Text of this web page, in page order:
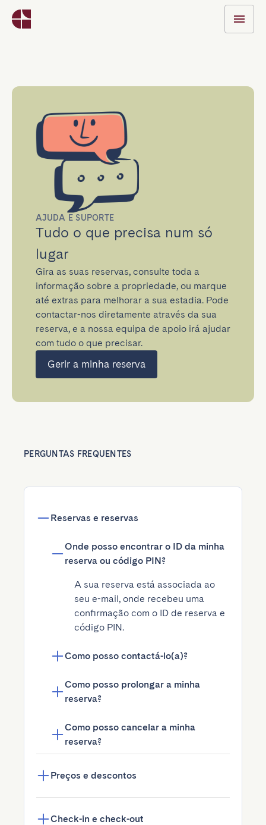
AJUDA E SUPORTE
Tudo o que precisa num só
lugar
Gira as suas reservas, consulte toda a
informação sobre a propriedade, ou marque
até extras para melhorar a sua estadia. Pode
contactar-nos diretamente através da sua
reserva, e a nossa equipa de apoio irá ajudar
com tudo o que precisar.
Gerir a minha reserva
PERGUNTAS FREQUENTES
Reservas e reservas
Onde posso encontrar o ID da minha
reserva ou código PIN?
A sua reserva está associada ao
seu e-mail, onde recebeu uma
confirmação com o ID de reserva e
código PIN.
Como posso contactá-lo(a)?
Como posso prolongar a minha
reserva?
Como posso cancelar a minha
reserva?
Preços e descontos
Check-in e check-out